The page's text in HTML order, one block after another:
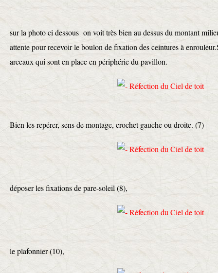
sur la photo ci dessous on voit très bien au dessus du montant
attente pour recevoir le boulon de fixation des ceintures à
arceaux qui sont en place en périphérie du pavillon.
Bien les repérer, sens de montage, crochet gauche ou droite. (7)
déposer les fixations de pare-soleil (8),
le plafonnier (10),